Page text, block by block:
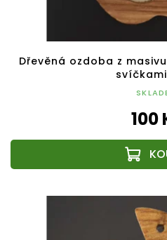
Dřevěná ozdoba z
100